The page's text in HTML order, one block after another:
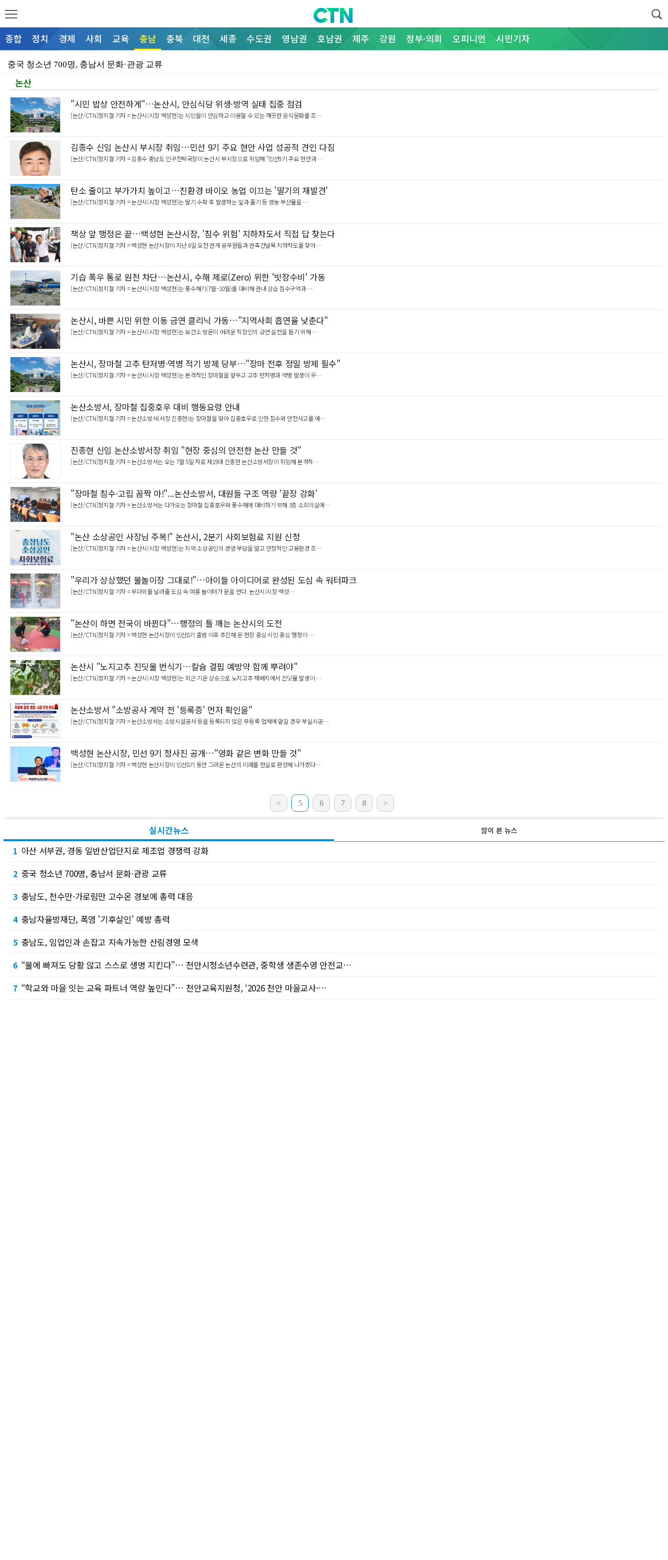
종합 정치 경제 사회 교육 충남 충북 대전 세종 수도권 영남권 호남권 제주 강원 정부·의회 오피니언 시민기자
중국 청소년 700명, 충남서 문화·관광 교류
충남도, 천수만·가로림만 고수온 경보에 총력 대응
충남자율방재단, 폭염 '기후살인' 예방 총력
충남도, 임업인과 손잡고 지속가능한 산림경영 모색
“학교와 마을 잇는 교육 파트너 역량 높인다”… 천안교…
“벌 쫓다 추락·뱀 사진 찍다 또 물려”… 천안서북소방…
“공무원 안전이 곧 행정 서비스의 질”… 문진석 의원,…
“AI로 그리는 천안의 젊은 활력”… 천안도시공사, 제…
아산 서부권, 경동 일반산업단지로 제조업 경쟁력 강화 …
논산
"시민 밥상 안전하게"…논산시, 안심식당 위생·방역 실태 집중 점검
[논산/CTN]정지철 기자 = 논산시(시장 백성현)는 시민들이 안심하고 이용할 수 있는 깨끗한 음식문화를 조…
김종수 신임 논산시 부시장 취임…민선 9기 주요 현안 사업 성공적 견인 다짐
[논산/CTN]정지철 기자 = 김종수 충남도 인구전략국장이 논산시 부시장으로 취임해 "민선9기 주요 현안과 …
탄소 줄이고 부가가치 높이고…친환경 바이오 농업 이끄는 '딸기의 재발견'
[논산/CTN]정지철 기자 = 논산시(시장 백성현)는 딸기 수확 후 발생하는 잎과 줄기 등 영농 부산물을 …
책상 앞 행정은 끝…백성현 논산시장, '침수 위험' 지하차도서 직접 답 찾는다
[논산/CTN]정지철 기자 = 백성현 논산시장이 지난 6일 오전 관계 공무원들과 관촉건널목 지하차도를 찾아 …
기습 폭우 통로 원천 차단…논산시, 수해 제로(Zero) 위한 '빗장수비' 가동
[논산/CTN]정지철 기자 = 논산시(시장 백성현)는 풍수해기(7월~10월)를 대비해 관내 상습 침수구역과 …
논산시, 바쁜 시민 위한 이동 금연 클리닉 가동…"지역사회 흡연율 낮춘다"
[논산/CTN]정지철 기자 = 논산시(시장 백성현)는 보건소 방문이 어려운 직장인의 금연 실천을 돕기 위해 …
논산시, 장마철 고추 탄저병·역병 적기 방제 당부…"장마 전후 정밀 방제 필수"
[논산/CTN]정지철 기자 = 논산시(시장 백성현)는 본격적인 장마철을 앞두고 고추 탄저병과 역병 발생이 우…
논산소방서, 장마철 집중호우 대비 행동요령 안내
[논산/CTN]정지철 기자 = 논산소방서(서장 진종현)는 장마철을 맞아 집중호우로 인한 침수와 안전사고를 예…
진종현 신임 논산소방서장 취임 "현장 중심의 안전한 논산 만들 것"
[논산/CTN]정지철 기자 = 논산소방서는 오는 7월 5일 자로 제19대 진종현 논산소방서장이 취임해 본격적…
"장마철 침수·고립 꼼짝 마!"...논산소방서, 대원들 구조 역량 '끝장 강화'
[논산/CTN]정지철 기자 = 논산소방서는 다가오는 장마철 집중호우와 풍수해에 대비하기 위해 3층 소회의실에…
"논산 소상공인 사장님 주목!" 논산시, 2분기 사회보험료 지원 신청
[논산/CTN]정지철 기자 = 논산시(시장 백성현)는 지역 소상공인의 경영 부담을 덜고 안정적인 고용환경 조…
"우리가 상상했던 물놀이장 그대로!"…아이들 아이디어로 완성된 도심 속 워터파크
[논산/CTN]정지철 기자 = 무더위를 날려줄 도심 속 여름 놀이터가 문을 연다. 논산시(시장 백성…
"논산이 하면 전국이 바뀐다"…행정의 틀 깨는 논산시의 도전
[논산/CTN]정지철 기자 = 백성현 논산시장이 민선8기 출범 이후 추진해 온 현장 중심·시민 중심 행정이 …
논산시 "노지고추 진딧물 번식기…칼슘 결핍 예방약 함께 뿌려야"
[논산/CTN]정지철 기자 = 논산시(시장 백성현)는 최근 기온 상승으로 노지고추 재배지에서 진딧물 발생이 …
논산소방서 "소방공사 계약 전 '등록증' 먼저 확인을"
[논산/CTN]정지철 기자 = 논산소방서는 소방시설공사 등을 등록되지 않은 무등록 업체에 맡길 경우 부실시공…
백성현 논산시장, 민선 9기 청사진 공개…"영화 같은 변화 만들 것"
[논산/CTN]정지철 기자 = 백성현 논산시장이 민선8기 동안 그려온 논산의 미래를 현실로 완성해 나가겠다…
< 5 6 7 8 >
실시간뉴스
1 아산 서부권, 경동 일반산업단지로 제조업 경쟁력 강화
2 중국 청소년 700명, 충남서 문화·관광 교류
3 충남도, 천수만·가로림만 고수온 경보에 총력 대응
4 충남자율방재단, 폭염 '기후살인' 예방 총력
5 충남도, 임업인과 손잡고 지속가능한 산림경영 모색
6 “물에 빠져도 당황 않고 스스로 생명 지킨다”… 천안시청소년수련관, 중학생 생존수영 안전교…
7 “학교와 마을 잇는 교육 파트너 역량 높인다”… 천안교육지원청, ‘2026 천안 마을교사·…
많이 본 뉴스